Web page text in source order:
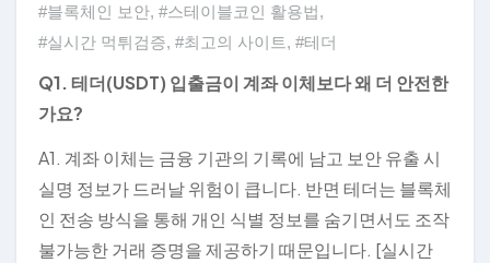
#블록체인 보안, #스테이블코인 활용법,
#실시간 먹튀검증, #최고의 사이트, #테더
Q1. 테더(USDT) 입출금이 계좌 이체보다 왜 더 안전한
가요?
A1. 계좌 이체는 금융 기관의 기록에 남고 보안 유출 시
실명 정보가 드러날 위험이 큽니다. 반면 테더는 블록체
인 전송 방식을 통해 개인 식별 정보를 숨기면서도 조작
불가능한 거래 증명을 제공하기 때문입니다. [실시간